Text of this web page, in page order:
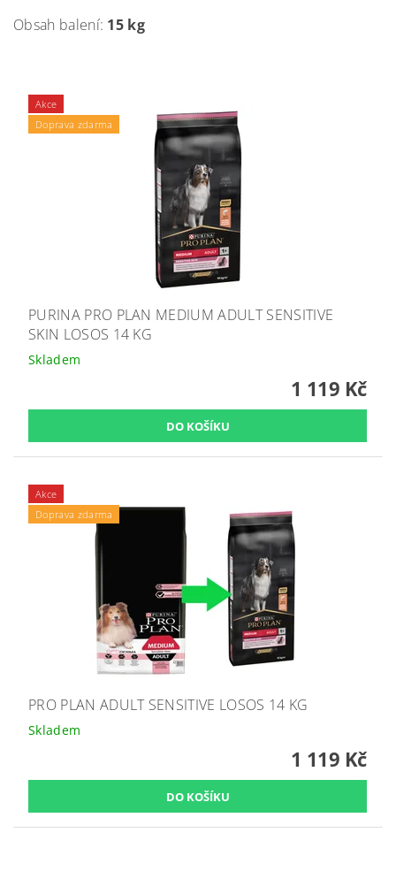
Obsah balení: 15 kg
Akce
Doprava zdarma
PURINA PRO PLAN MEDIUM ADULT SENSITIVE
SKIN LOSOS 14 KG
Skladem
1 119 Kč
Akce
Doprava zdarma
PRO PLAN ADULT SENSITIVE LOSOS 14 KG
Skladem
1 119 Kč